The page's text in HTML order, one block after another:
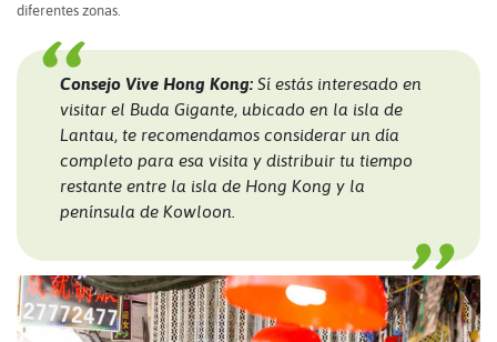
diferentes zonas.
Consejo Vive Hong Kong: Sí estás interesado en
visitar el Buda Gigante, ubicado en la isla de
Lantau, te recomendamos considerar un día
completo para esa visita y distribuir tu tiempo
restante entre la isla de Hong Kong y la
península de Kowloon.